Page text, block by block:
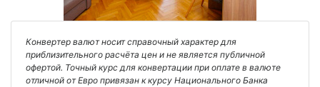
Конвертер валют носит справочный характер для
приблизительного расчёта цен и не является публичной
офертой. Точный курс для конвертации при оплате в валюте
отличной от Евро привязан к курсу Национального Банка